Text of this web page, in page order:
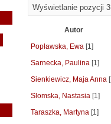
Wyświetlanie pozycji
Autor
Popławska, Ewa [1]
Sarnecka, Paulina [1]
Sienkiewicz, Maja Anna
Slomska, Nastasia [1]
Taraszka, Martyna [1]